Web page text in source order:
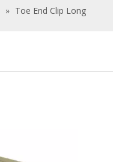
» Toe End Clip Long